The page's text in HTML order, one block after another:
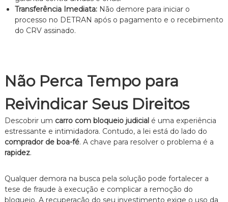
Transferência Imediata:Não demore para iniciar o
processo no DETRAN após o pagamento e o recebimento
do CRV assinado.
Não Perca Tempo para
Reivindicar Seus Direitos
Descobrir um carro com bloqueio judicialé uma experiência
estressante e intimidadora. Contudo, a lei está do lado do
comprador de boa-fé. A chave para resolver o problema é a
rapidez.
Qualquer demora na busca pela solução pode fortalecer a
tese de fraude à execução e complicar a remoção do
bloqueio. A recuperação do seu investimento exige o uso da